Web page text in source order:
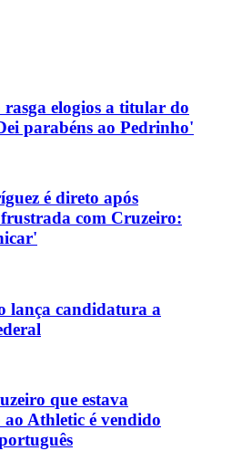
rasga elogios a titular do
parabéns ao Pedrinho'
é direto após
frustrada com Cruzeiro:
lança candidatura a
que estava
ao Athletic é vendido